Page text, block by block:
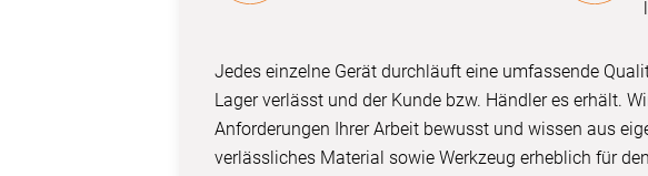
Jedes einzelne Gerät durchläuft eine umfassende
Lager verlässt und der Kunde bzw. Händler es erhält.
Anforderungen Ihrer Arbeit bewusst und wissen aus
verlässliches Material sowie Werkzeug erheblich für